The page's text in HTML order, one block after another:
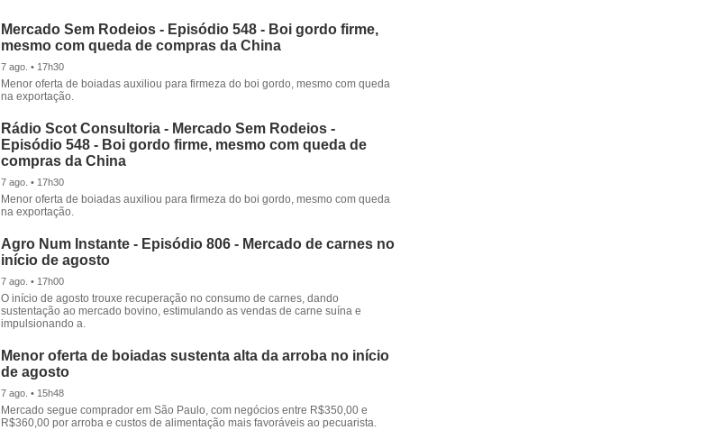
Mercado Sem Rodeios - Episódio 548 - Boi gordo firme,
mesmo com queda de compras da China
7 ago. • 17h30
Menor oferta de boiadas auxiliou para firmeza do boi gordo, mesmo com queda
na exportação.
Rádio Scot Consultoria - Mercado Sem Rodeios -
Episódio 548 - Boi gordo firme, mesmo com queda de
compras da China
7 ago. • 17h30
Menor oferta de boiadas auxiliou para firmeza do boi gordo, mesmo com queda
na exportação.
Agro Num Instante - Episódio 806 - Mercado de carnes no
início de agosto
7 ago. • 17h00
O início de agosto trouxe recuperação no consumo de carnes, dando
sustentação ao mercado bovino, estimulando as vendas de carne suína e
impulsionando a.
Menor oferta de boiadas sustenta alta da arroba no início
de agosto
7 ago. • 15h48
Mercado segue comprador em São Paulo, com negócios entre R$350,00 e
R$360,00 por arroba e custos de alimentação mais favoráveis ao pecuarista.